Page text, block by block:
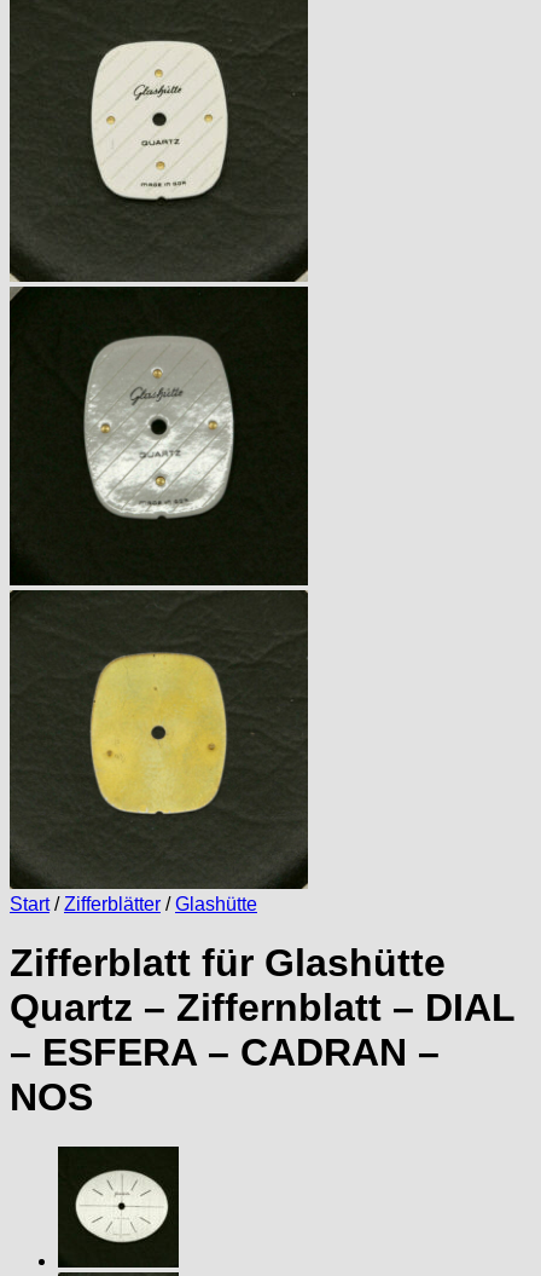
Start / Zifferblätter / Glashütte
Zifferblatt für Glashütte
Quartz – Ziffernblatt – DIAL
– ESFERA – CADRAN –
NOS